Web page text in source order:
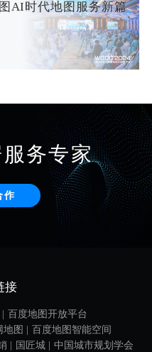
AI时代地图服务新篇
务专家
作
接
百度地图开放平台
地图 | 百度地图智能空间
| 国匠城 | 中国城市规划学会